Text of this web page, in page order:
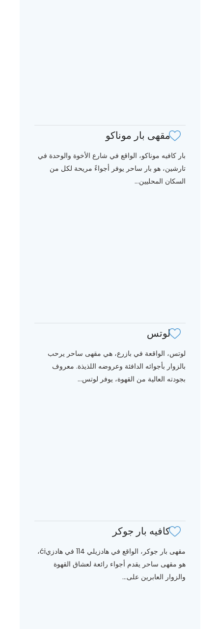
مقهى بار موناكو
بار كافيه موناكو، الواقع في شارع الأخوة والوحدة في
تارشين، هو بار ساحر يوفر أجواءً مريحة لكل من
السكان المحليين...
لوتس
لوتس، الواقعة في بازرع، هي مقهى ساحر يرحب
بالزوار بأجوائه الدافئة وعروضه اللذيذة. معروف
بجودته العالية من القهوة، يوفر لوتس...
كافيه بار جوكر
مقهى بار جوكر، الواقع في هادزيلي 114 في هادزيći،
هو مقهى ساحر يقدم أجواء رائعة لعشاق القهوة
والزوار العابرين على...